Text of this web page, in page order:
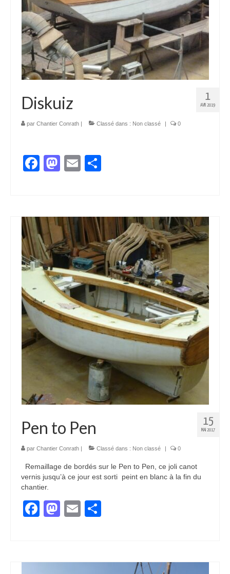
1
AVR 2019
Diskuiz
par Chantier Conrath | Classé dans : Non classé | 0
Facebook
Mastodon
Email
15
MAI 2017
Pen to Pen
par Chantier Conrath | Classé dans : Non classé | 0
Remaillage de bordés sur le Pen to Pen, ce joli canot
vernis jusqu’à ce jour est sorti peint en blanc à la fin du
chantier.
Facebook
Mastodon
Email